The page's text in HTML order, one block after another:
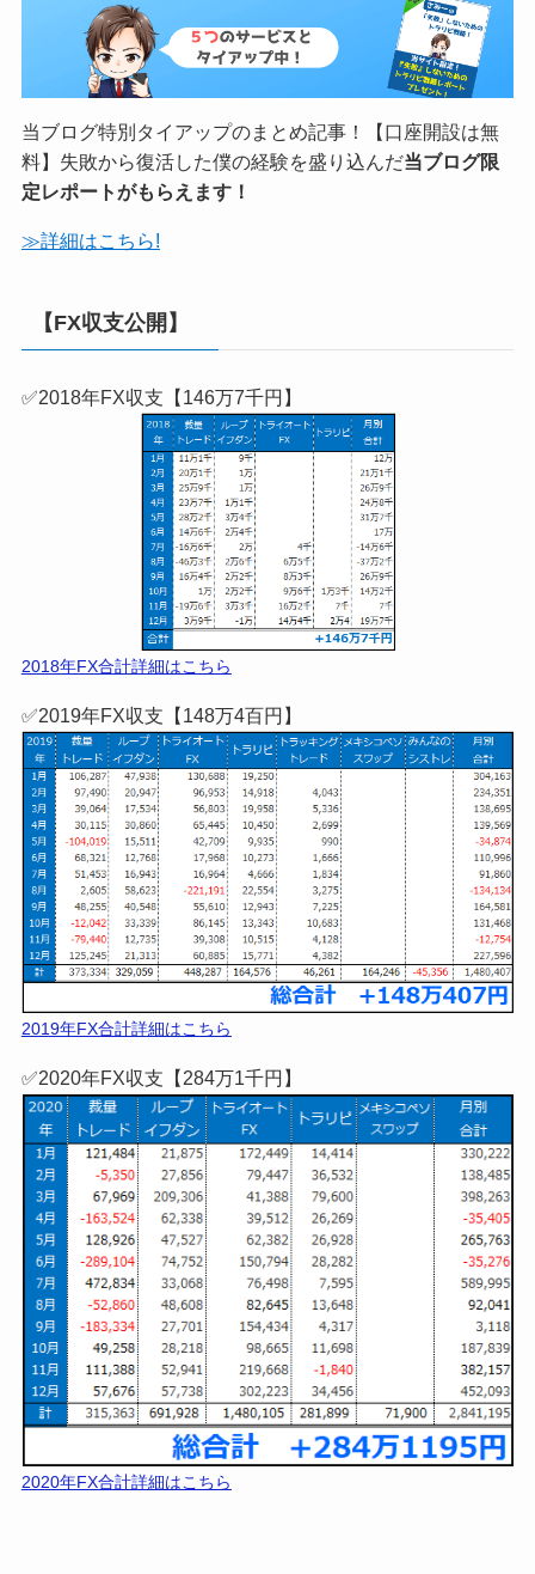
当ブログ特別タイアップのまとめ記事！【口座開設は無
料】失敗から復活した僕の経験を盛り込んだ当ブログ限
定レポートがもらえます！
≫詳細はこちら!
【FX収支公開】
✅2018年FX収支【146万7千円】
2018年FX合計詳細はこちら
✅2019年FX収支【148万4百円】
2019年FX合計詳細はこちら
✅2020年FX収支【284万1千円】
2020年FX合計詳細はこちら